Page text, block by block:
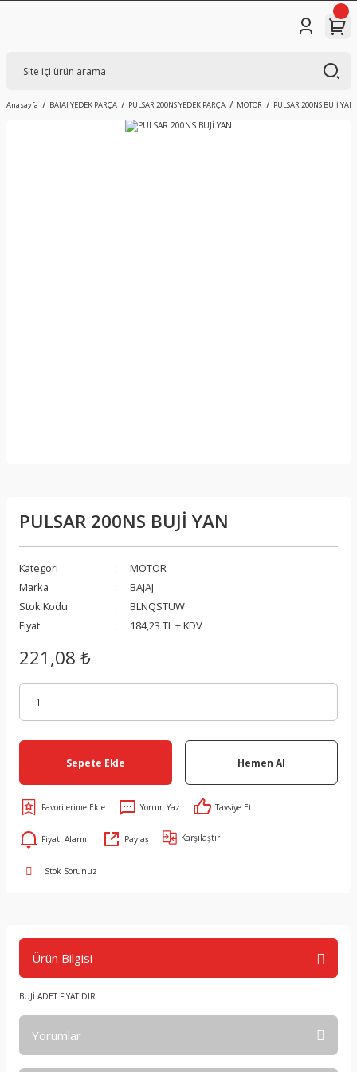
Anasayfa BAJAJ YEDEK PARÇA PULSAR 200NS YEDEK PARÇA MOTOR PULSAR 200NS BUJİ YAN
PULSAR 200NS BUJİ YAN
Kategori
MOTOR
Marka
BAJAJ
Stok Kodu
BLNQSTUW
Fiyat
184,23 TL + KDV
221,08 ₺
Sepete Ekle Hemen Al
Yorum Yaz Tavsiye Et
Fiyatı Alarmı Paylaş Karşılaştır
Stok Sorunuz
Ürün Bilgisi
BUJİ ADET FİYATIDIR.
Yorumlar